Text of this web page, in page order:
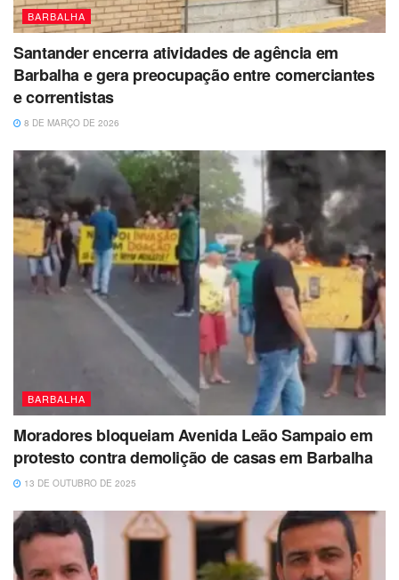
BARBALHA
Santander encerra atividades de agência em
Barbalha e gera preocupação entre comerciantes
e correntistas
8 DE MARÇO DE 2026
BARBALHA
Moradores bloqueiam Avenida Leão Sampaio em
protesto contra demolição de casas em Barbalha
13 DE OUTUBRO DE 2025